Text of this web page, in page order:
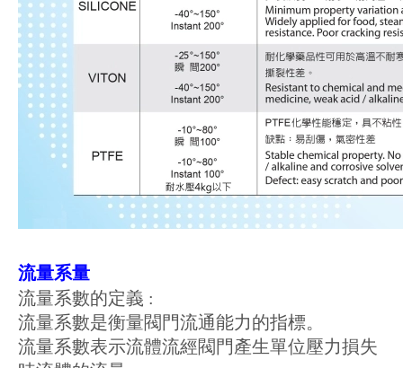
流量系量
流量系數的定義 :
流量系數是衡量閥門流通能力的指標。
流量系數表示流體流經閥門產生單位壓力損失